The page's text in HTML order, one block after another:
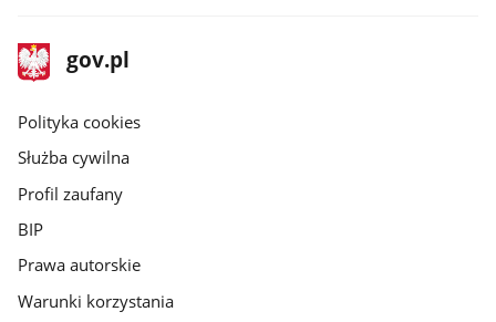
stopka
gov.pl
Strona
gov.pl
gov.pl
Polityka cookies
Służba cywilna
Profil zaufany
BIP
Prawa autorskie
Warunki korzystania